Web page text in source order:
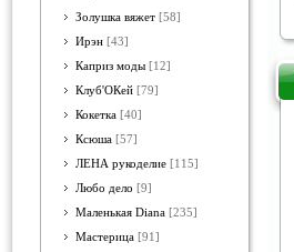
Золушка вяжет [58]
Ирэн [43]
Каприз моды [12]
Клуб'ОКей [79]
Кокетка [40]
Ксюша [57]
ЛЕНА рукоделие [115]
Любо дело [9]
Маленькая Diana [235]
Мастерица [91]